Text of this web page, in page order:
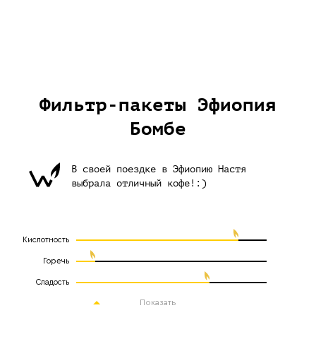
Фильтр-пакеты Эфиопия
Бомбе
В своей поездке в Эфиопию Настя
выбрала отличный кофе!:)
Кислотность
Горечь
Сладость
Показать